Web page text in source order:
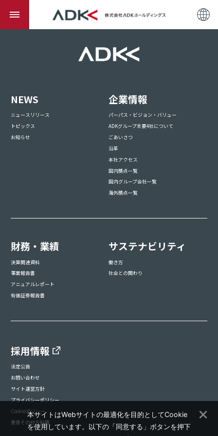
NEWS
ニュースリリース
トピックス
お知らせ
企業情報
パーパス・ビジョン・バリュー
ADKグループ主要4社について
ごあいさつ
沿革
本社アクセス
国内拠点一覧
国内グループ会社一覧
海外拠点一覧
財務・業績
決算関連資料
事業報告書
アニュアルレポート
有価証券報告書
サステナビリティ
働き方
社会との関わり
採用情報
法定公告
お問い合わせ
サイト運営方針
プライバシーポリシー
Cookieポリシー
憲章その他方針等
本サイトはWebサイトの最適化を目的としてCookie
を使用しています。以下の「同意する」ボタンを押下